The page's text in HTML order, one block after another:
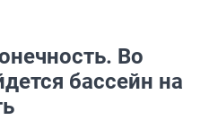
Во
бассейн на